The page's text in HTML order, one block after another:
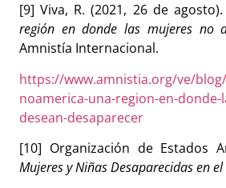
[9] Viva, R. (2021, 26 de agosto).
región en donde las mujeres no
Amnistía Internacional.
https://www.amnistia.org/ve/
noamerica-una-region-en-donde-
desean-desaparecer
[10] Organización de Estados
Mujeres y Niñas Desaparecidas en